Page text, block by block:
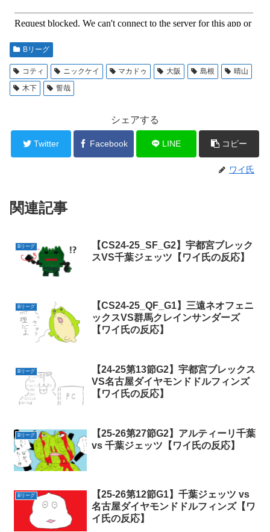
Bリーグ
コティ ニックケイ マカドゥ 大阪 島根
晴山
木下
誓哉
シェアする
Twitter Facebook LINE コピー
ワイ氏
関連記事
Bリーグ
【CS24-25_SF_G2】宇都宮ブレック
スVS千葉ジェッツ【ワイ氏の反応】
Bリーグ
【CS24-25_QF_G1】三遠ネオフェニ
ックスVS群馬クレインサンダーズ
【ワイ氏の反応】
Bリーグ
【24-25第13節G2】宇都宮ブレックス
VS名古屋ダイヤモンドドルフィンズ
【ワイ氏の反応】
Bリーグ
【25-26第27節G2】アルティーリ千葉
vs 千葉ジェッツ【ワイ氏の反応】
Bリーグ
【25-26第12節G1】千葉ジェッツ vs
名古屋ダイヤモンドドルフィンズ【ワ
イ氏の反応】